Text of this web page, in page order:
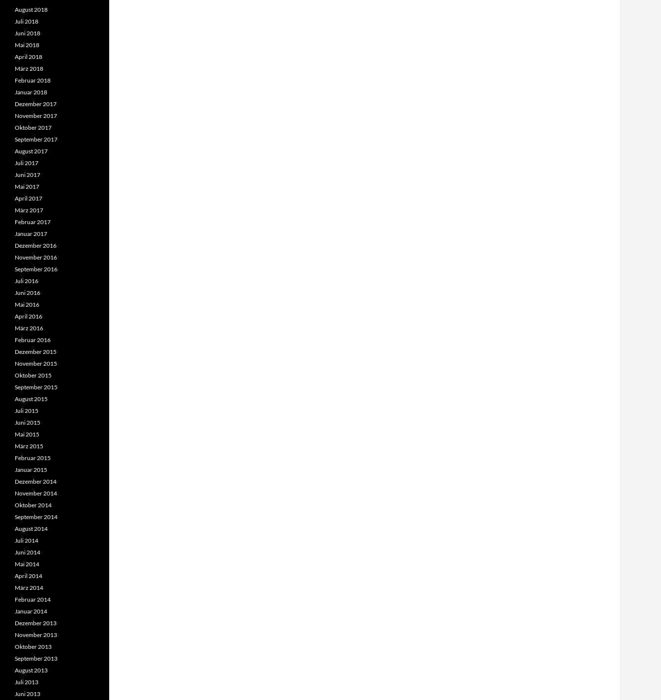
August 2018
Juli 2018
Juni 2018
Mai 2018
April 2018
März 2018
Februar 2018
Januar 2018
Dezember 2017
November 2017
Oktober 2017
September 2017
August 2017
Juli 2017
Juni 2017
Mai 2017
April 2017
März 2017
Februar 2017
Januar 2017
Dezember 2016
November 2016
September 2016
Juli 2016
Juni 2016
Mai 2016
April 2016
März 2016
Februar 2016
Dezember 2015
November 2015
Oktober 2015
September 2015
August 2015
Juli 2015
Juni 2015
Mai 2015
März 2015
Februar 2015
Januar 2015
Dezember 2014
November 2014
Oktober 2014
September 2014
August 2014
Juli 2014
Juni 2014
Mai 2014
April 2014
März 2014
Februar 2014
Januar 2014
Dezember 2013
November 2013
Oktober 2013
September 2013
August 2013
Juli 2013
Juni 2013